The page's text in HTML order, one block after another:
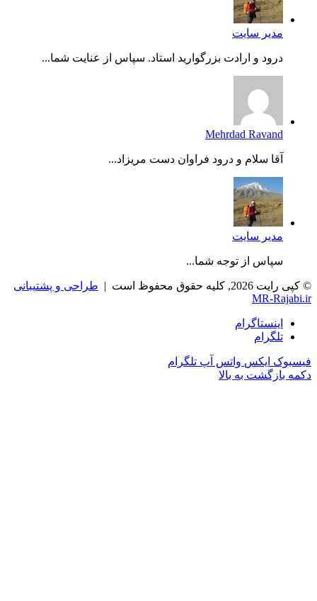
مدیر سایت
درود و ارادت بزرگوارید استاد. سپاس از عنایت شما...
Mehrdad Ravand
آقا سلام و درود فراوان دست مریزاد...
مدیر سایت
سپاس از توجه شما...
© کپی رایت 2026, کلیه حقوق محفوظ است |
طراحی و پشتیبانی
MR-Rajabi.ir
اینستاگرام
تلگرام
فیسبوک ایکس واتس آپ تلگرام
دکمه بازگشت به بالا